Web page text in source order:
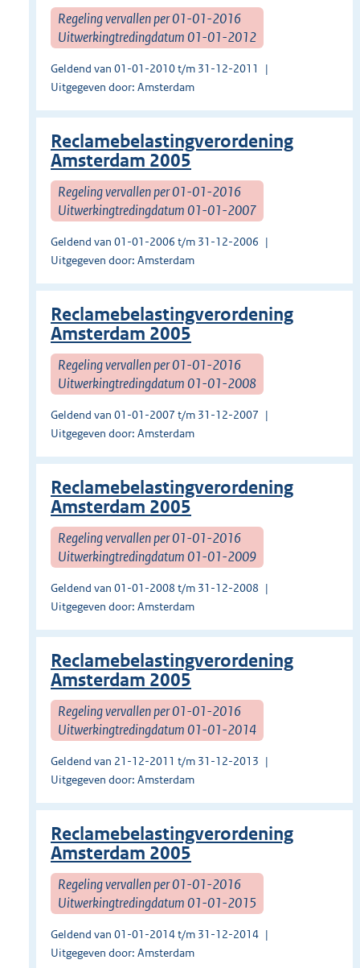
Regeling vervallen per 01-01-2016
Uitwerkingtredingdatum 01-01-2012
Geldend van 01-01-2010 t/m 31-12-2011
Uitgegeven door: Amsterdam
Reclamebelastingverordening
Amsterdam 2005
Regeling vervallen per 01-01-2016
Uitwerkingtredingdatum 01-01-2007
Geldend van 01-01-2006 t/m 31-12-2006
Uitgegeven door: Amsterdam
Reclamebelastingverordening
Amsterdam 2005
Regeling vervallen per 01-01-2016
Uitwerkingtredingdatum 01-01-2008
Geldend van 01-01-2007 t/m 31-12-2007
Uitgegeven door: Amsterdam
Reclamebelastingverordening
Amsterdam 2005
Regeling vervallen per 01-01-2016
Uitwerkingtredingdatum 01-01-2009
Geldend van 01-01-2008 t/m 31-12-2008
Uitgegeven door: Amsterdam
Reclamebelastingverordening
Amsterdam 2005
Regeling vervallen per 01-01-2016
Uitwerkingtredingdatum 01-01-2014
Geldend van 21-12-2011 t/m 31-12-2013
Uitgegeven door: Amsterdam
Reclamebelastingverordening
Amsterdam 2005
Regeling vervallen per 01-01-2016
Uitwerkingtredingdatum 01-01-2015
Geldend van 01-01-2014 t/m 31-12-2014
Uitgegeven door: Amsterdam